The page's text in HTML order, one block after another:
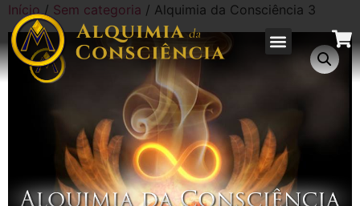
Início/ Sem categoria / Alquimia da Consciência 3